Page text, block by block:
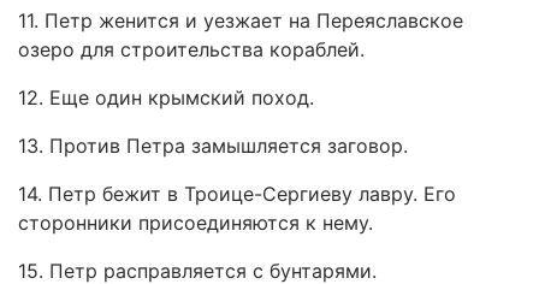
11. Петр женится и уезжает на Переяславское
озеро для строительства кораблей.
12. Еще один крымский поход.
13. Против Петра замышляется заговор.
14. Петр бежит в Троице-Сергиеву лавру. Его
сторонники присоединяются к нему.
15. Петр расправляется с бунтарями.